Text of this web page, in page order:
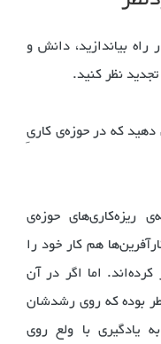
بیاندازید، دانش و
نظر کنید.
دهید که در حوزه‌ی کاریِ
ریزه‌کاری‌های حوزه‌ی
هم کار خود را
اما اگر در آن
بوده که روی رشدشان
یادگیری با ولع روی